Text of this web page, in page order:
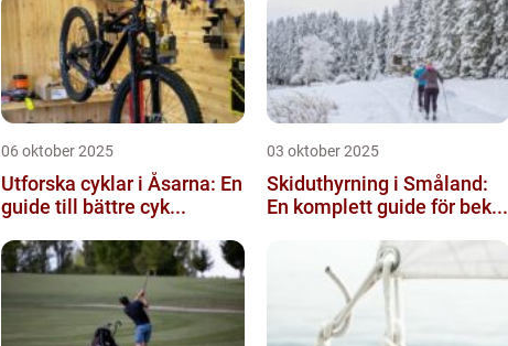
06 oktober 2025
Utforska cyklar i Åsarna: En
guide till bättre cyk...
03 oktober 2025
Skiduthyrning i Småland:
En komplett guide för bek...